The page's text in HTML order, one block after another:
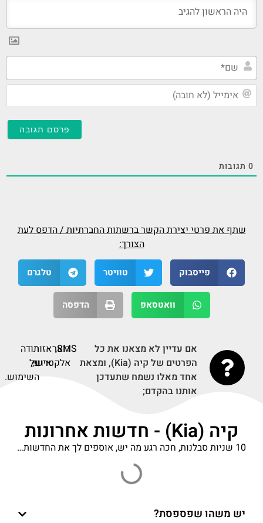
0 תגובות
שתף את פרטי יצירת הקשר ברשתות החברתיות / הדפס לעת
הצורך:
פייסבוק טוויטר טלגרם
וואטסאפ הדפסה
אם עדיין לא מצאנו את כל
הפרטים של קיה (Kia), ומצאת
אחד מאלו נשמח שתעדכן
אותנו בהקדם;
SMS,
דואר
אלקטרוני,
אזור
אישי,
תודה
על
השימוש.
קיה (Kia) - חדשות אחרונות
10 שניות סבלנות, חכה רגע מה יש, אוספים לך את החדשות…
יש משהו שפספסת?